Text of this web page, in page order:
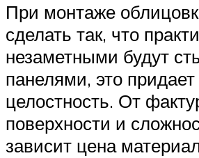
При монтаже
сделать так, что
незаметными будут
панелями, это
целостность. От
поверхности и
зависит цена